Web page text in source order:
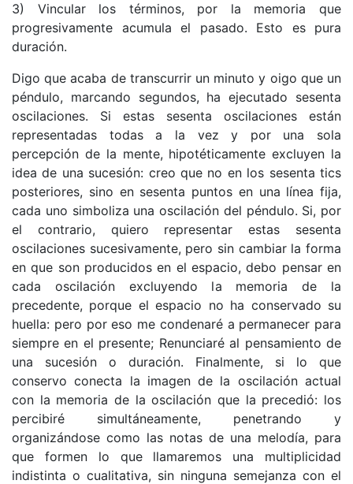
3) Vincular los términos, por la memoria que
progresivamente acumula el pasado. Esto es pura
duración.
Digo que acaba de transcurrir un minuto y oigo que un
péndulo, marcando segundos, ha ejecutado sesenta
oscilaciones. Si estas sesenta oscilaciones están
representadas todas a la vez y por una sola
percepción de la mente, hipotéticamente excluyen la
idea de una sucesión: creo que no en los sesenta tics
posteriores, sino en sesenta puntos en una línea fija,
cada uno simboliza una oscilación del péndulo. Si, por
el contrario, quiero representar estas sesenta
oscilaciones sucesivamente, pero sin cambiar la forma
en que son producidos en el espacio, debo pensar en
cada oscilación excluyendo la memoria de la
precedente, porque el espacio no ha conservado su
huella: pero por eso me condenaré a permanecer para
siempre en el presente; Renunciaré al pensamiento de
una sucesión o duración. Finalmente, si lo que
conservo conecta la imagen de la oscilación actual
con la memoria de la oscilación que la precedió: los
percibiré simultáneamente, penetrando y
organizándose como las notas de una melodía, para
que formen lo que llamaremos una multiplicidad
indistinta o cualitativa, sin ninguna semejanza con el